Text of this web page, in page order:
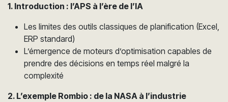
1. Introduction : l’APS à l’ère de l’IA
Les limites des outils classiques de planification (Excel,
ERP standard)
L’émergence de moteurs d’optimisation capables de
prendre des décisions en temps réel malgré la
complexité
2. L’exemple Rombio : de la NASA à l’industrie